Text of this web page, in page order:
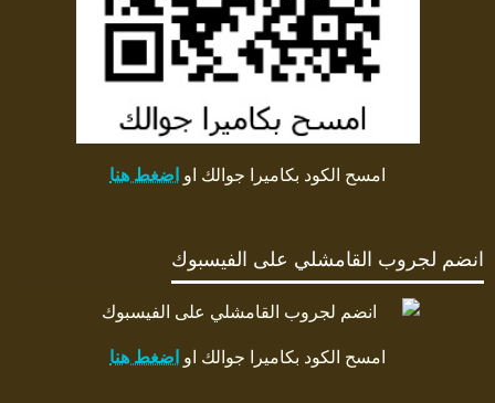
امسح الكود بكاميرا جوالك او اضغط هنا
انضم لجروب القامشلي على الفيسبوك
امسح الكود بكاميرا جوالك او اضغط هنا